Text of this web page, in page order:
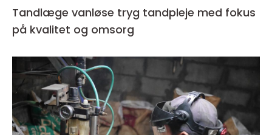
Tandlæge vanløse tryg tandpleje med fokus
på kvalitet og omsorg